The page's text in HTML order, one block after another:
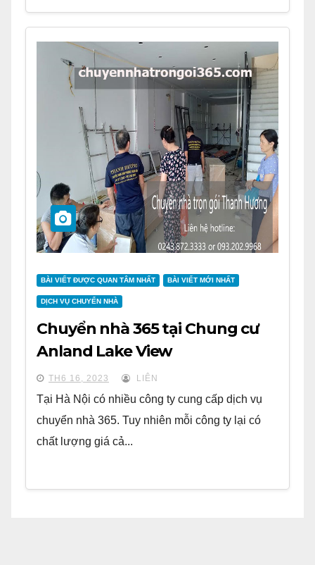
BÀI VIẾT ĐƯỢC QUAN TÂM NHẤT BÀI VIẾT MỚI NHẤT
DỊCH VỤ CHUYỂN NHÀ
Chuyển nhà 365 tại Chung cư
Anland Lake View
TH6 16, 2023 LIÊN
Tại Hà Nội có nhiều công ty cung cấp dịch vụ
chuyển nhà 365. Tuy nhiên mỗi công ty lại có
chất lượng giá cả...